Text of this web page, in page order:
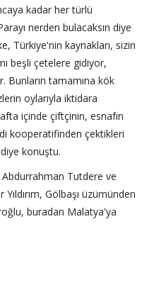
kadar her türlü
nerden bulacaksın diye
Türkiye'nin kaynakları, sizin
beşli çetelere gidiyor,
Bunların tamamına kök
oylarıyla iktidara
içinde çiftçinin, esnafın
kooperatifinden çektikleri
diye konuştu.
Tutdere ve
Gölbaşı üzümünden
buradan Malatya'ya